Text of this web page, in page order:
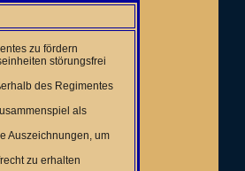
zu fördern
störungsfrei
des Regimentes
als
Auszeichnungen, um
zu erhalten